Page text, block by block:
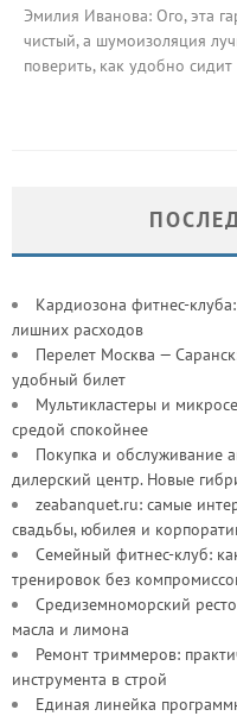
Эмилия Иванова: Ого, эта
чистый, а шумоизоляция
поверить, как удобно
Кардиозона фитнес-
лишних расходов
Перелет Москва —
удобный билет
Мультикластеры и
средой спокойнее
Покупка и обслуживание
дилерский центр. Новые
zeabanquet.ru: самые
свадьбы, юбилея и
Семейный фитнес-клуб:
тренировок без
Средиземноморский
масла и лимона
Ремонт триммеров:
инструмента в строй
Единая линейка